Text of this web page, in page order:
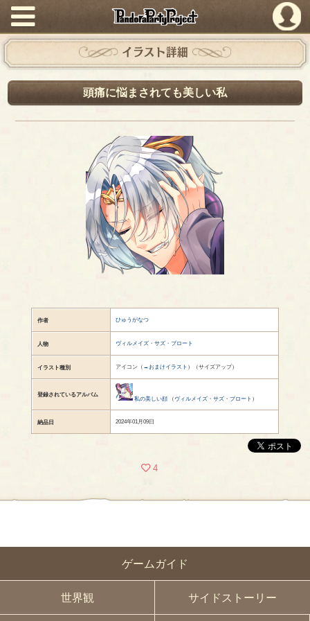
PandoraPartyProject
ゲームガイド
世界観 サイドストーリー
イラスト詳細
頭痛に悩まされても美しい私
作者 ひゅうがなつ
人物 ヴィルメイズ・サズ・ブロート
イラスト種別 アイコン（ →おまけイラスト ）（サイズアップ）
登録されているアルバム
私の美しい顔（ ヴィルメイズ・サズ・ブロート ）
納品日 2024年01月09日
4